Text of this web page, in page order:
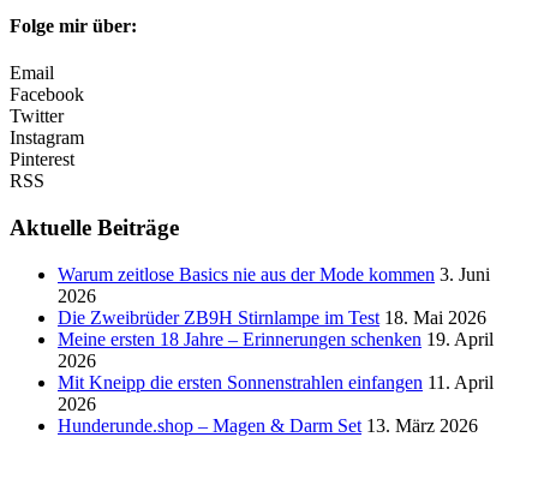
Folge mir über:
Email
Facebook
Twitter
Instagram
Pinterest
RSS
Aktuelle Beiträge
Warum zeitlose Basics nie aus der Mode kommen 3. Juni
2026
Die Zweibrüder ZB9H Stirnlampe im Test 18. Mai 2026
Meine ersten 18 Jahre – Erinnerungen schenken 19. April
2026
Mit Kneipp die ersten Sonnenstrahlen einfangen 11. April
2026
Hunderunde.shop – Magen & Darm Set 13. März 2026